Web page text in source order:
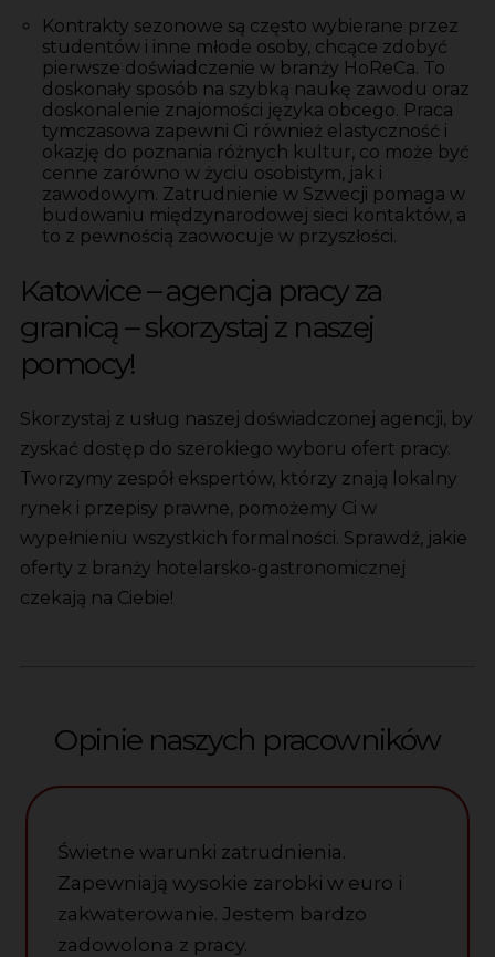
Kontrakty sezonowe są często wybierane przez
studentów i inne młode osoby, chcące zdobyć
pierwsze doświadczenie w branży HoReCa. To
doskonały sposób na szybką naukę zawodu oraz
doskonalenie znajomości języka obcego. Praca
tymczasowa zapewni Ci również elastyczność i
okazję do poznania różnych kultur, co może być
cenne zarówno w życiu osobistym, jak i
zawodowym. Zatrudnienie w Szwecji pomaga w
budowaniu międzynarodowej sieci kontaktów, a
to z pewnością zaowocuje w przyszłości.
Katowice – agencja pracy za
granicą – skorzystaj z naszej
pomocy!
Skorzystaj z usług naszej doświadczonej agencji, by
zyskać dostęp do szerokiego wyboru ofert pracy.
Tworzymy zespół ekspertów, którzy znają lokalny
rynek i przepisy prawne, pomożemy Ci w
wypełnieniu wszystkich formalności. Sprawdź, jakie
oferty z branży hotelarsko-gastronomicznej
czekają na Ciebie!
Opinie naszych pracowników
Świetne warunki zatrudnienia.
Zapewniają wysokie zarobki w euro i
zakwaterowanie. Jestem bardzo
zadowolona z pracy.